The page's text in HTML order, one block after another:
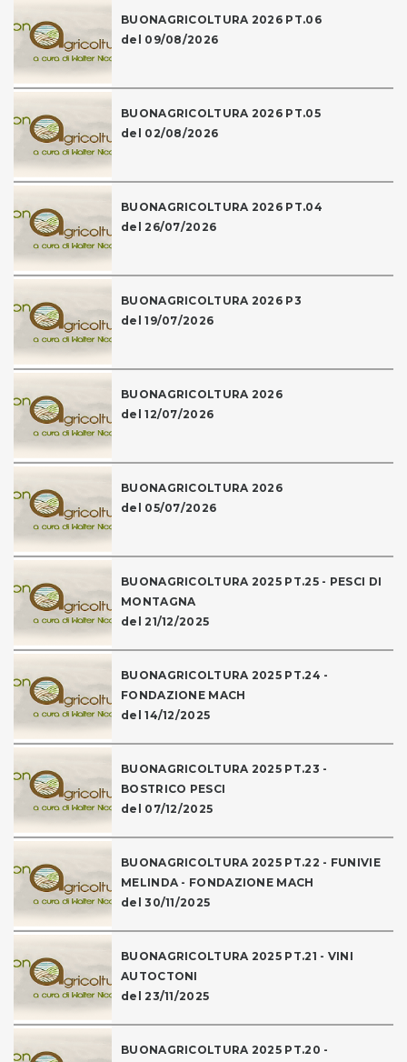
BUONAGRICOLTURA 2026 PT.06
del 09/08/2026
BUONAGRICOLTURA 2026 PT.05
del 02/08/2026
BUONAGRICOLTURA 2026 PT.04
del 26/07/2026
BUONAGRICOLTURA 2026 P3
del 19/07/2026
BUONAGRICOLTURA 2026
del 12/07/2026
BUONAGRICOLTURA 2026
del 05/07/2026
BUONAGRICOLTURA 2025 PT.25 - PESCI DI
MONTAGNA
del 21/12/2025
BUONAGRICOLTURA 2025 PT.24 -
FONDAZIONE MACH
del 14/12/2025
BUONAGRICOLTURA 2025 PT.23 -
BOSTRICO PESCI
del 07/12/2025
BUONAGRICOLTURA 2025 PT.22 - FUNIVIE
MELINDA - FONDAZIONE MACH
del 30/11/2025
BUONAGRICOLTURA 2025 PT.21 - VINI
AUTOCTONI
del 23/11/2025
BUONAGRICOLTURA 2025 PT.20 -